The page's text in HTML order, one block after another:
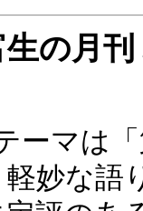
略フェア
の月
ーマは